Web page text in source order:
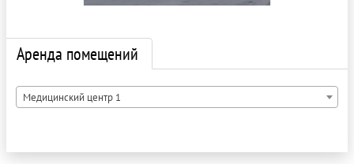
Аренда помещений
Медицинский центр 1